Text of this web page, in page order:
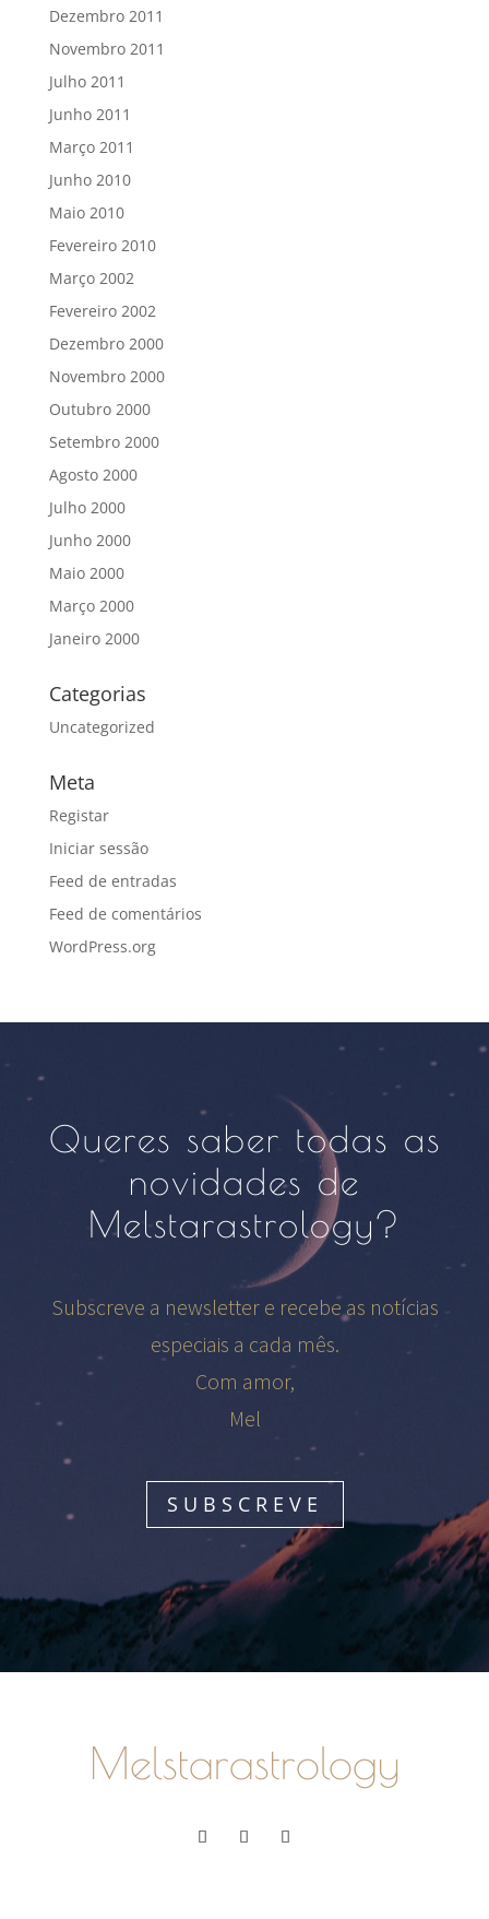
Dezembro 2011
Novembro 2011
Julho 2011
Junho 2011
Março 2011
Junho 2010
Maio 2010
Fevereiro 2010
Março 2002
Fevereiro 2002
Dezembro 2000
Novembro 2000
Outubro 2000
Setembro 2000
Agosto 2000
Julho 2000
Junho 2000
Maio 2000
Março 2000
Janeiro 2000
Categorias
Uncategorized
Meta
Registar
Iniciar sessão
Feed de entradas
Feed de comentários
WordPress.org
Queres saber todas as
novidades de
Melstarastrology?
Subscreve a newsletter e recebe as notícias
especiais a cada mês.
Com amor,
Mel
SUBSCREVE
Melstarastrology